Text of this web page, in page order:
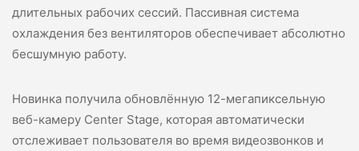
длительных рабочих сессий. Пассивная система
охлаждения без вентиляторов обеспечивает абсолютно
бесшумную работу.
Новинка получила обновлённую 12-мегапиксельную
веб-камеру Center Stage, которая автоматически
отслеживает пользователя во время видеозвонков и